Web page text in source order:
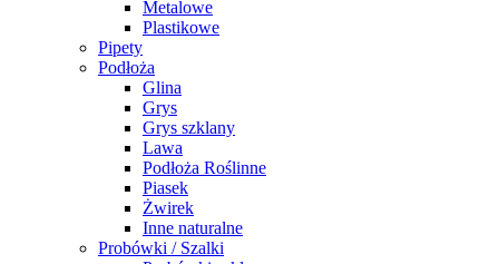
Metalowe
Plastikowe
Pipety
Podłoża
Glina
Grys
Grys szklany
Lawa
Podłoża Roślinne
Piasek
Żwirek
Inne naturalne
Probówki / Szalki